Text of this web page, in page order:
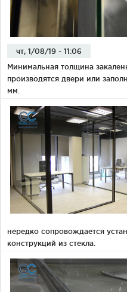
чт, 1/08/19 - 11:06
Минимальная толщина
производятся двери или
мм.
нередко сопровождается
конструкций из стекла.